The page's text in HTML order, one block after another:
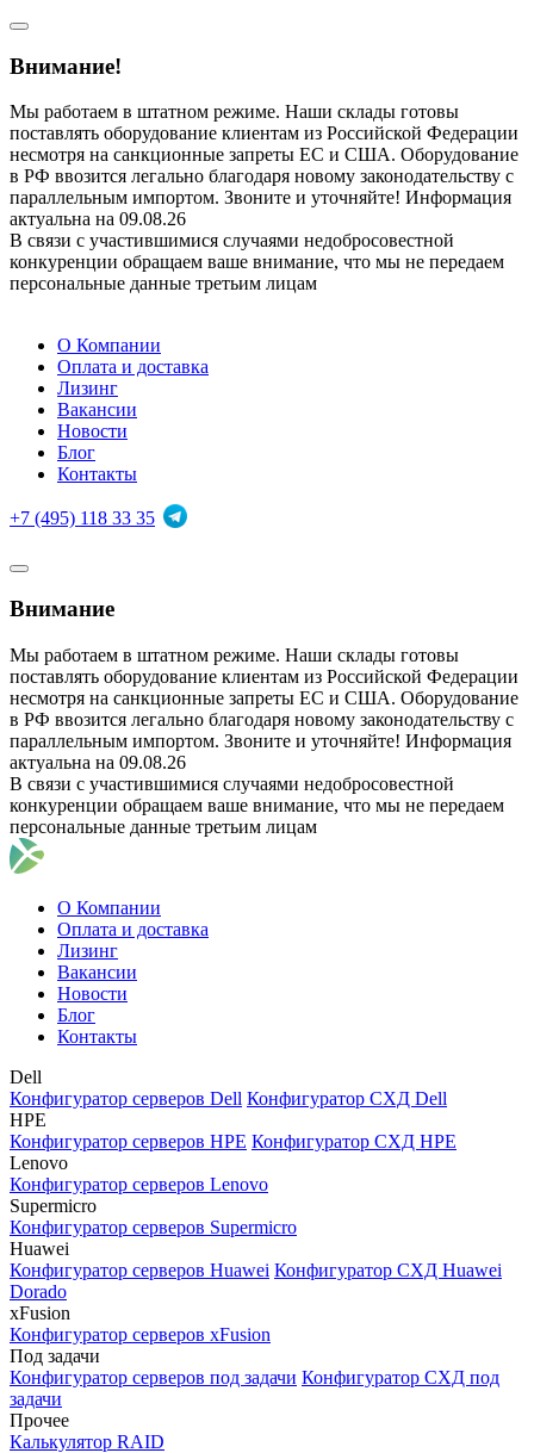
Внимание!
Мы работаем в штатном режиме. Наши склады готовы
поставлять оборудование клиентам из Российской Федерации
несмотря на санкционные запреты ЕС и США. Оборудование
в РФ ввозится легально благодаря новому законодательству с
параллельным импортом. Звоните и уточняйте! Информация
актуальна на 09.08.26
В связи с участившимися случаями недобросовестной
конкуренции обращаем ваше внимание, что мы не передаем
персональные данные третьим лицам
О Компании
Оплата и доставка
Лизинг
Вакансии
Новости
Блог
Контакты
+7 (495) 118 33 35
Внимание
Мы работаем в штатном режиме. Наши склады готовы
поставлять оборудование клиентам из Российской Федерации
несмотря на санкционные запреты ЕС и США. Оборудование
в РФ ввозится легально благодаря новому законодательству с
параллельным импортом. Звоните и уточняйте! Информация
актуальна на 09.08.26
В связи с участившимися случаями недобросовестной
конкуренции обращаем ваше внимание, что мы не передаем
персональные данные третьим лицам
О Компании
Оплата и доставка
Лизинг
Вакансии
Новости
Блог
Контакты
Dell
Конфигуратор серверов Dell Конфигуратор СХД Dell
HPE
Конфигуратор серверов HPE Конфигуратор СХД HPE
Lenovo
Конфигуратор серверов Lenovo
Supermicro
Конфигуратор серверов Supermicro
Huawei
Конфигуратор серверов Huawei Конфигуратор СХД Huawei
Dorado
xFusion
Конфигуратор серверов xFusion
Под задачи
Конфигуратор серверов под задачи Конфигуратор СХД под
задачи
Прочее
Калькулятор RAID